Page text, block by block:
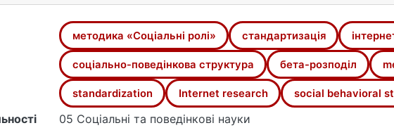
що використовують Інтернет-дослідження.
шкал методики на основі застосування бета-розподілу як
Використаний підхід є альтернативою до методу трансформації
який приводить до довільних змін у даних. Проаналізована
генеральної сукупності та структури комунікативних компетенцій
що приводить до значно меншої кількості експертних типів
відображає наявний суспільний дефіцит в спеціалістах технічних
результатів опитування 1038 респондентів, що дозволив
методика «Соціальні ролі» стандартизація
соціально-поведінкова структура бета-розподіл
standardization Internet research social behavioral
05 Соціальні та поведінкові науки